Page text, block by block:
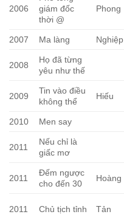
2006
giám đốc
thời @
Phong
2007 Ma làng Nghiệp
2008
Họ đã từng
yêu như thế
2009
Tin vào điều
không thể
Hiếu
2010 Men say
2011
Nếu chỉ là
giấc mơ
2011
Đếm ngược
cho đến 30
Hoàng
2011 Chủ tịch tỉnh Tản